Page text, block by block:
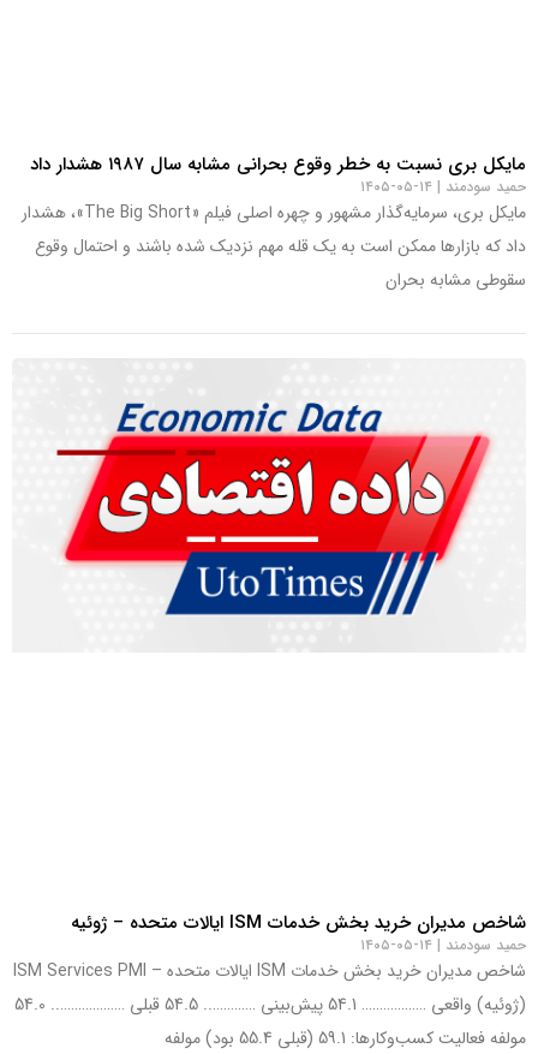
مایکل بری نسبت به خطر وقوع بحرانی مشابه سال ۱۹۸۷ هشدار داد
حمید سودمند ۱۴-۰۵-۱۴۰۵
مایکل بری، سرمایه‌گذار مشهور و چهره اصلی فیلم «The Big Short»، هشدار
داد که بازارها ممکن است به یک قله مهم نزدیک شده باشند و احتمال وقوع
سقوطی مشابه بحران
شاخص مدیران خرید بخش خدمات ISM ایالات متحده – ژوئیه
حمید سودمند ۱۴-۰۵-۱۴۰۵
شاخص مدیران خرید بخش خدمات ISM ایالات متحده – ISM Services PMI
(ژوئیه) واقعی ……………… 54.1 پیش‌بینی ………….. 54.5 قبلی ……………….. 54.0
مولفه فعالیت کسب‌وکارها: 59.1 (قبلی 55.4 بود) مولفه